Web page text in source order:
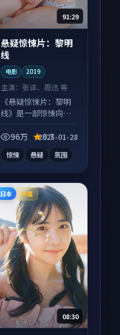
91:29
悬疑惊悚片：黎明
线
电影 2019
主演： 张译、周迅 等
《悬疑惊悚片：黎明
线》是一部惊悚向电
息量大，适合沉浸式
96万 9.7
2025-01-28
惊悚 悬疑 氛围
日本 热播
08:30